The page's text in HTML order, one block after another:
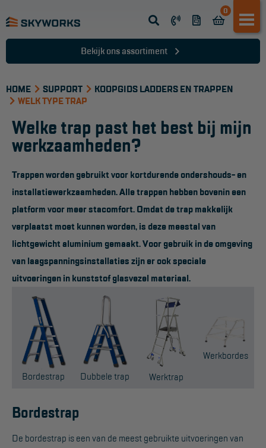
0
Opsteek ladder
Schuifladder
Telescopische ladder
Ladder accessoires
TRAPPEN
Dubbele trap
Werktrappen
Werkbordes
Magazijntrap
Trailertrap
Trap accessoires
Trap onderdelen
VALBEVEILIGING
Bekijk ons assortiment
HOME SUPPORT
KOOPGIDS LADDERS EN TRAPPEN
WELK TYPE TRAP
Welke trap past het best bij mijn
werkzaamheden?
Trappen worden gebruikt voor kortdurende ondershouds- en
installatiewerkzaamheden. Alle trappen hebben bovenin een
platform voor meer stacomfort. Omdat de trap makkelijk
verplaatst moet kunnen worden, is deze meestal van
lichtgewicht aluminium gemaakt. Voor gebruik in de omgeving
van laagspanningsinstallaties zijn er ook speciale
uitvoeringen in kunststof glasvezel materiaal.
Bordestrap Dubbele trap Werktrap
Werkbordes
Bordestrap
De bordestrap is een van de meest gebruikte uitvoeringen van